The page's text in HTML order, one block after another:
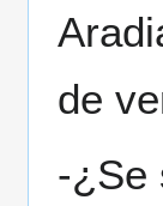
de
-¿Se